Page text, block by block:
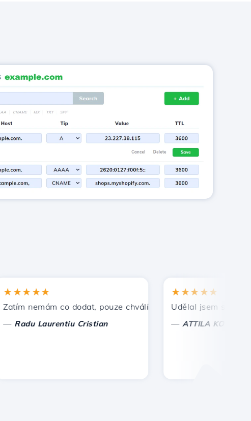
nemám co dodat, pouze chválím. S zvláštní úctou, Cristian.
Radu Laurentiu Cristian
★★★★★
Udělal jsem správnou
ATTILA KOLES